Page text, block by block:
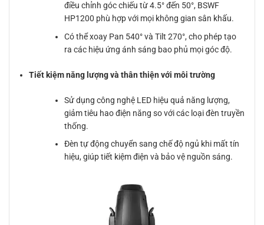
điều chỉnh góc chiếu từ 4.5° đến 50°, BSWF
HP1200 phù hợp với mọi không gian sân khấu.
Có thể xoay Pan 540° và Tilt 270°, cho phép tạo
ra các hiệu ứng ánh sáng bao phủ mọi góc độ.
Tiết kiệm năng lượng và thân thiện với môi trường
Sử dụng công nghệ LED hiệu quả năng lượng,
giảm tiêu hao điện năng so với các loại đèn truyền
thống.
Đèn tự động chuyển sang chế độ ngủ khi mất tín
hiệu, giúp tiết kiệm điện và bảo vệ nguồn sáng.